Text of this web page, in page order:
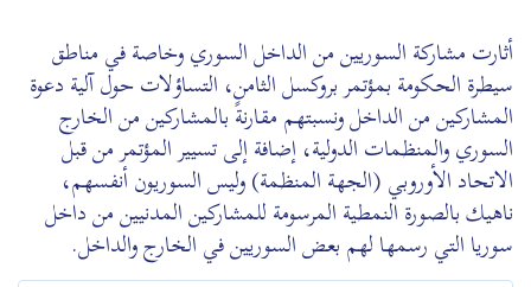
أثارت مشاركة السوريين من الداخل السوري وخاصة في مناطق
سيطرة الحكومة بمؤتمر بروكسل الثامن، التساؤلات حول آلية دعوة
المشاركين من الداخل ونسبتهم مقارنةً بالمشاركين من الخارج
السوري والمنظمات الدولية، إضافة إلى تسيير المؤتمر من قبل
الاتحاد الأوروبي (الجهة المنظمة) وليس السوريون أنفسهم،
ناهيك بالصورة النمطية المرسومة للمشاركين المدنيين من داخل
سوريا التي رسمها لهم بعض السوريين في الخارج والداخل.